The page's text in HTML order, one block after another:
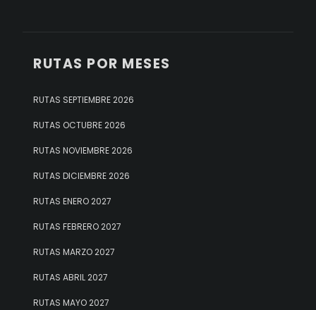
RUTAS POR MESES
RUTAS SEPTIEMBRE 2026
RUTAS OCTUBRE 2026
RUTAS NOVIEMBRE 2026
RUTAS DICIEMBRE 2026
RUTAS ENERO 2027
RUTAS FEBRERO 2027
RUTAS MARZO 2027
RUTAS ABRIL 2027
RUTAS MAYO 2027